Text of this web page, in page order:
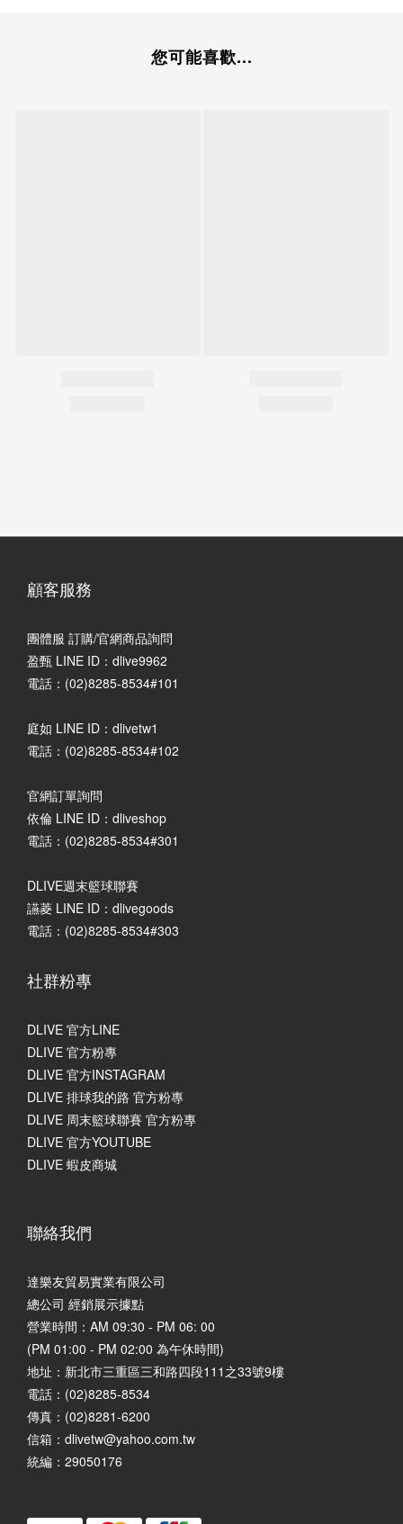
您可能喜歡...
顧客服務
團體服 訂購/官網商品詢問
盈甄 LINE ID：dlive9962
電話：(02)8285-8534#101
庭如 LINE ID：dlivetw1
電話：(02)8285-8534#102
官網訂單詢問
依倫 LINE ID：dliveshop
電話：(02)8285-8534#301
DLIVE週末籃球聯賽
讌菱 LINE ID：dlivegoods
電話：(02)8285-8534#303
社群粉專
DLIVE 官方LINE
DLIVE 官方粉專
DLIVE 官方INSTAGRAM
DLIVE 排球我的路 官方粉專
DLIVE 周末籃球聯賽 官方粉專
DLIVE 官方YOUTUBE
DLIVE 蝦皮商城
聯絡我們
達樂友貿易實業有限公司
總公司 經銷展示據點
營業時間：AM 09:30 - PM 06: 00
(PM 01:00 - PM 02:00 為午休時間)
地址： 新北市三重區三和路四段111之33號9樓
電話：(02)8285-8534
傳真：(02)8281-6200
信箱：dlivetw@yahoo.com.tw
統編：29050176